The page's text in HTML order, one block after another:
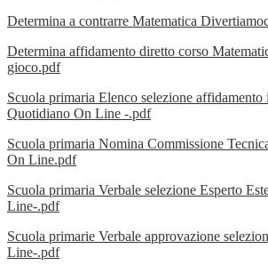
Determina a contrarre Matematica
Determina affidamento diretto corso
gioco.pdf
Scuola primaria Elenco selezione affidamento
Quotidiano On Line -.pdf
Scuola primaria Nomina Commissione
On Line.pdf
Scuola primaria Verbale selezione Esperto
Line-.pdf
Scuola primarie Verbale approvazione
Line-.pdf